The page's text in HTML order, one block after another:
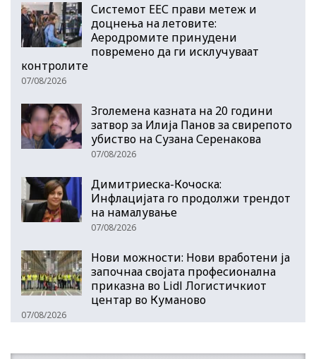
Системот ЕЕС прави метеж и
доцнења на летовите:
Аеродромите принудени
повремено да ги исклучуваат
контролите
07/08/2026
Зголемена казната на 20 години
затвор за Илија Панов за свирепото
убиство на Сузана Серенакова
07/08/2026
Димитриеска-Кочоска:
Инфлацијата го продолжи трендот
на намалување
07/08/2026
Нови можности: Нови вработени ја
започнаа својата професионална
приказна во Lidl Логистичкиот
центар во Куманово
07/08/2026